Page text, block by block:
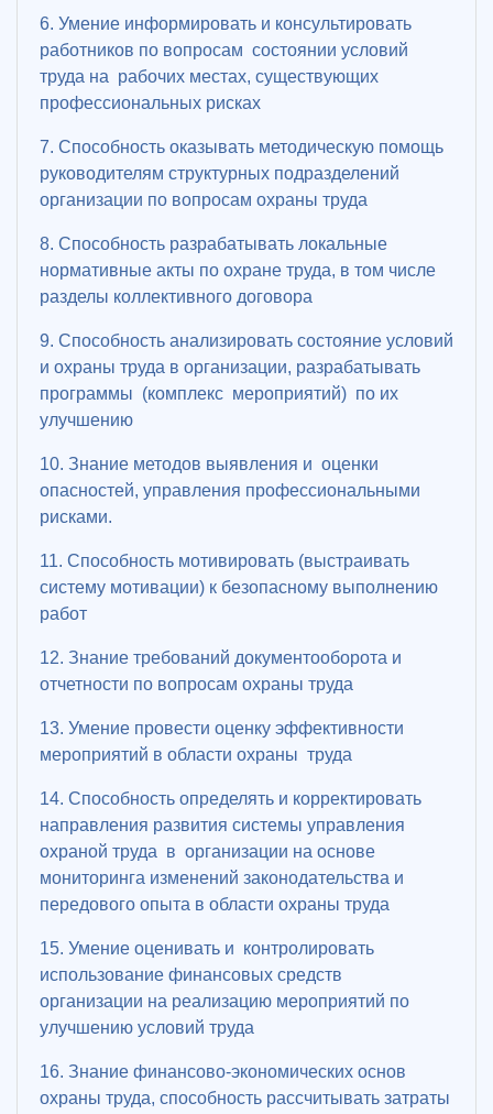
6. Умение информировать и консультировать
работников по вопросам состоянии условий
труда на рабочих местах, существующих
профессиональных рисках
7. Способность оказывать методическую помощь
руководителям структурных подразделений
организации по вопросам охраны труда
8. Способность разрабатывать локальные
нормативные акты по охране труда, в том числе
разделы коллективного договора
9. Способность анализировать состояние условий
и охраны труда в организации, разрабатывать
программы (комплекс мероприятий) по их
улучшению
10. Знание методов выявления и оценки
опасностей, управления профессиональными
рисками.
11. Способность мотивировать (выстраивать
систему мотивации) к безопасному выполнению
работ
12. Знание требований документооборота и
отчетности по вопросам охраны труда
13. Умение провести оценку эффективности
мероприятий в области охраны труда
14. Способность определять и корректировать
направления развития системы управления
охраной труда в организации на основе
мониторинга изменений законодательства и
передового опыта в области охраны труда
15. Умение оценивать и контролировать
использование финансовых средств
организации на реализацию мероприятий по
улучшению условий труда
16. Знание финансово-экономических основ
охраны труда, способность рассчитывать затраты